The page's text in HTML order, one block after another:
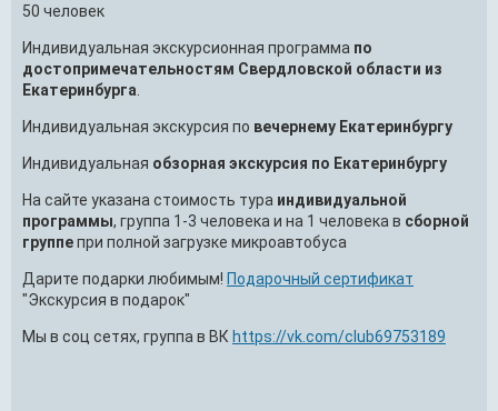
50 человек
Индивидуальная экскурсионная программа по
достопримечательностям Свердловской области из
Екатеринбурга
Индивидуальная экскурсия по вечернему Екатеринбургу
Индивидуальная обзорная экскурсия по Екатеринбургу
На сайте указана стоимость тура индивидуальной
программы, группа 1-3 человека и на 1 человека в сборной
группепри полной загрузке микроавтобуса
Дарите подарки любимым! Подарочный сертификат
"Экскурсия в подарок"
Мы в соц сетях, группа в ВК https://vk.com/club69753189